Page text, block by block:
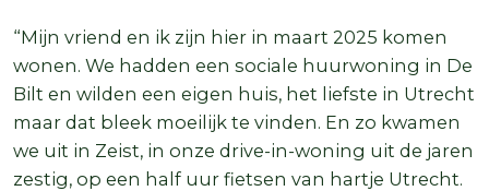
“Mijn vriend en ik zijn hier in maart 2025 komen
wonen. We hadden een sociale huurwoning in De
Bilt en wilden een eigen huis, het liefste in Utrecht
maar dat bleek moeilijk te vinden. En zo kwamen
we uit in Zeist, in onze drive-in-woning uit de jaren
zestig, op een half uur fietsen van hartje Utrecht.